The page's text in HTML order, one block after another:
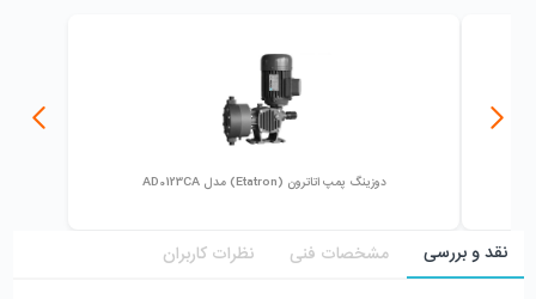
دوزینگ پمپ اتاترون (Etatron) مدل AD0123CA
نقد و بررسی مشخصات فنی نظرات کاربران